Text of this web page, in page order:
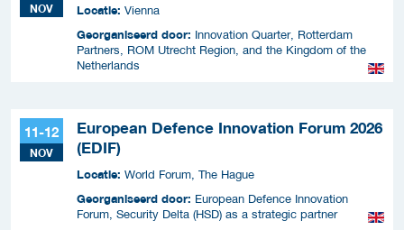
NOV Locatie: Vienna
Georganiseerd door: Innovation Quarter, Rotterdam
Partners, ROM Utrecht Region, and the Kingdom of the
Netherlands
11-12
NOV
European Defence Innovation Forum 2026
(EDIF)
Locatie: World Forum, The Hague
Georganiseerd door: European Defence Innovation
Forum, Security Delta (HSD) as a strategic partner